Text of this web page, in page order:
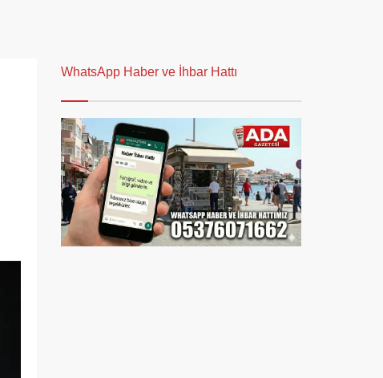
WhatsApp Haber ve İhbar Hattı